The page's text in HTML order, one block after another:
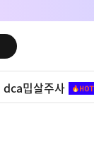
dca밉살주사